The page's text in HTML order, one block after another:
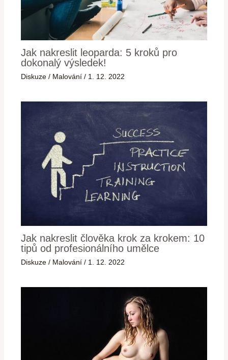
Jak nakreslit leoparda: 5 kroků pro
dokonalý výsledek!
Diskuze / Malování / 1. 12. 2022
Jak nakreslit člověka krok za krokem: 10
tipů od profesionálního umělce
Diskuze / Malování / 1. 12. 2022